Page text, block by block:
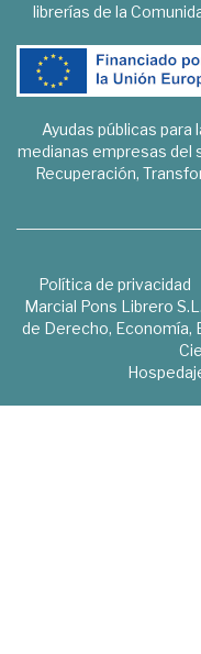
librerías de la
Ayudas públicas para
medianas empresas del
Recuperación,
Política de privacidad
Marcial Pons Librero
de Derecho, Economía,